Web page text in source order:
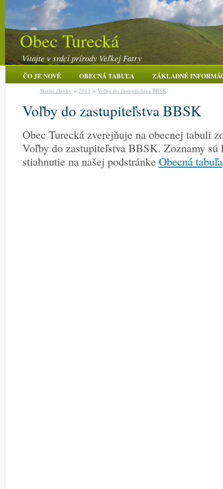
Obec Turecká
Vitajte v srdci prírody Veľkej Fatry
ČO JE NOVÉ OBECNÁ TABUĽA ZÁKLADNÉ
Voľby do zastupiteľstva BBSK
Staršie články » 2013 » Voľby do zastupiteľstva BBSK
Obec Turecká zverejňuje na obecnej tabuli
Voľby do zastupiteľstva BBSK. Zoznamy
stiahnutie na našej podstránke Obecná tabuľa